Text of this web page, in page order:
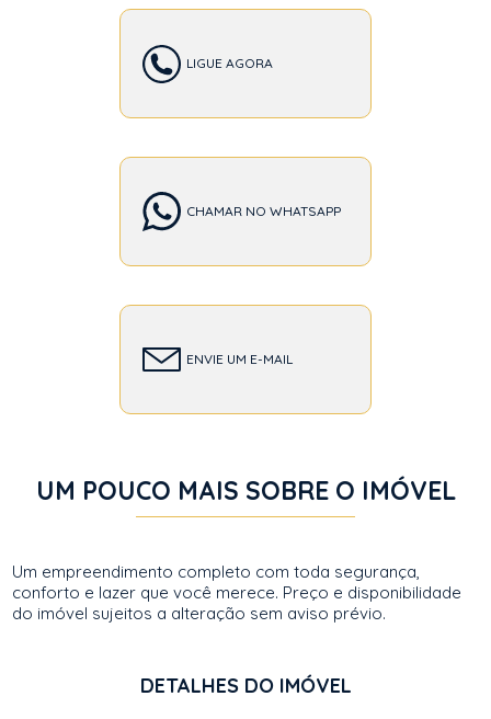
LIGUE AGORA
CHAMAR NO WHATSAPP
ENVIE UM E-MAIL
UM POUCO MAIS SOBRE O IMÓVEL
Um empreendimento completo com toda segurança,
conforto e lazer que você merece. Preço e disponibilidade
do imóvel sujeitos a alteração sem aviso prévio.
DETALHES DO IMÓVEL